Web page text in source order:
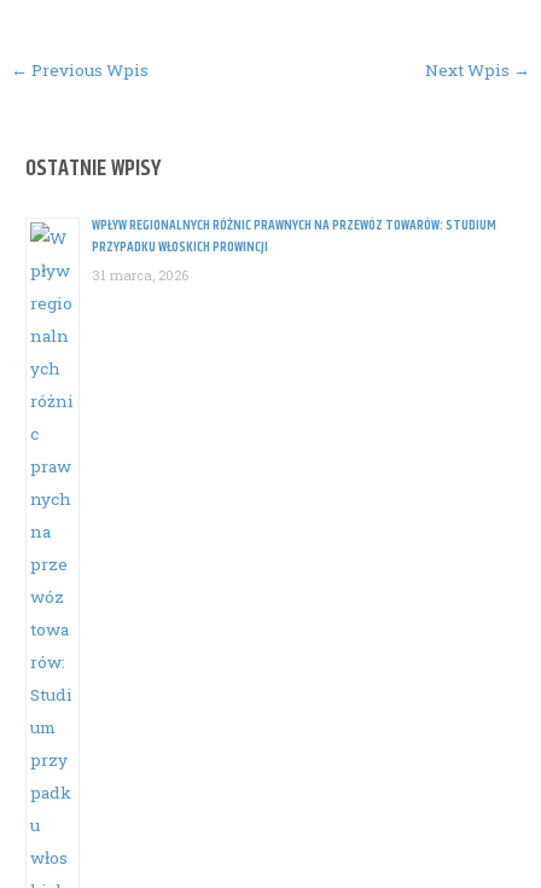
OSTATNIE WPISY
WPŁYW REGIONALNYCH RÓŻNIC PRAWNYCH NA PRZEWÓZ TOWARÓW: STUDIUM
PRZYPADKU WŁOSKICH PROWINCJI
31 marca, 2026
Post
← Previous Wpis Next Wpis →